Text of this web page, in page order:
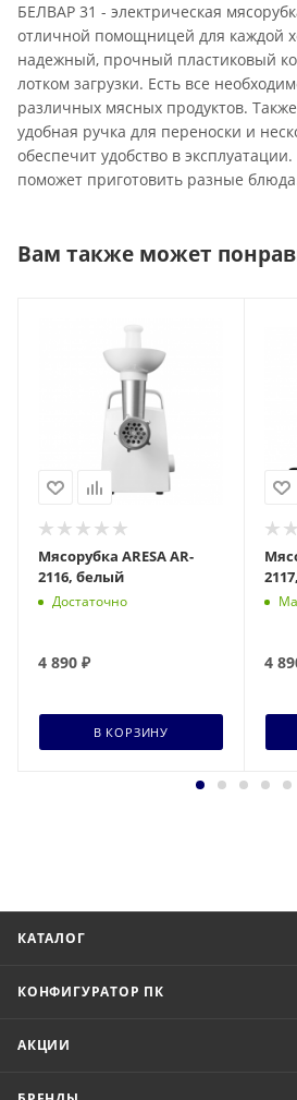
БЕЛВАР 31 - электрическая
отличной помощницей для каждой
надежный, прочный пластиковый
лотком загрузки. Есть все
различных мясных продуктов.
удобная ручка для переноски и
обеспечит удобство в
поможет приготовить разные
Вам также может
Мясорубка ARESA AR-
2116, белый
Достаточно
4 890 ₽
В КОРЗИНУ
4
КАТАЛОГ
КОНФИГУРАТОР ПК
АКЦИИ